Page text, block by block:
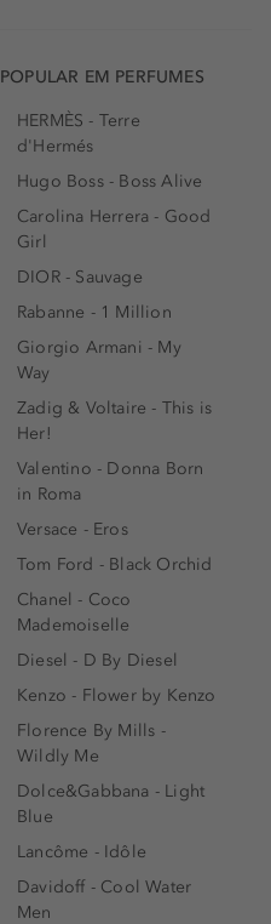
POPULAR EM PERFUMES
HERMÈS - Terre
d'Hermés
Hugo Boss - Boss Alive
Carolina Herrera - Good
Girl
DIOR - Sauvage
Rabanne - 1 Million
Giorgio Armani - My
Way
Zadig & Voltaire - This is
Her!
Valentino - Donna Born
in Roma
Versace - Eros
Tom Ford - Black Orchid
Chanel - Coco
Mademoiselle
Diesel - D By Diesel
Kenzo - Flower by Kenzo
Florence By Mills -
Wildly Me
Dolce&Gabbana - Light
Blue
Lancôme - Idôle
Davidoff - Cool Water
Men